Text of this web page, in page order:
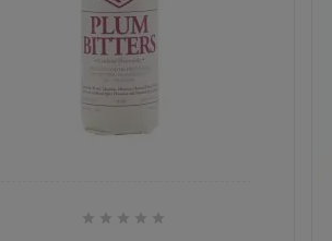
    